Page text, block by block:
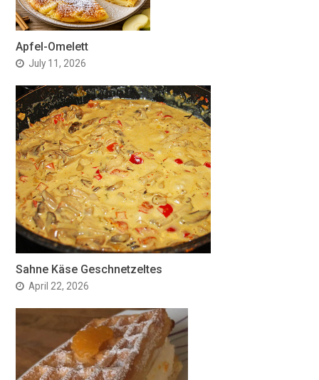
Apfel-Omelett
July 11, 2026
Sahne Käse Geschnetzeltes
April 22, 2026